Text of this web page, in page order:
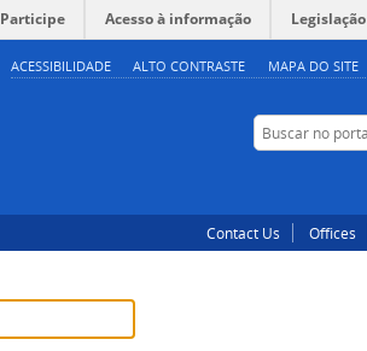
ACESSIBILIDADE ALTO CONTRASTE MAPA DO SITE
Participe Acesso à informação Legislação
Buscar no portal
Contact Us Offices